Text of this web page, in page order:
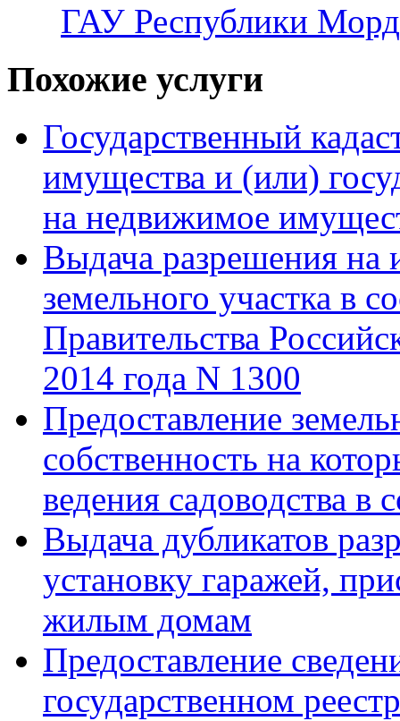
ГАУ Республики
Похожие услуги
Государственный
имущества и (или)
на недвижимое
Выдача разрешения на
земельного участка в
Правительства
2014 года N 1300
Предоставление
собственность на
ведения садоводства в
Выдача дубликатов
установку гаражей,
жилым домам
Предоставление
государственном